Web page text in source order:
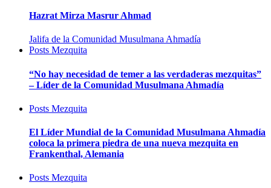
Hazrat Mirza Masrur Ahmad
Jalifa de la Comunidad Musulmana Ahmadía
Posts Mezquita
“No hay necesidad de temer a las verdaderas mezquitas”
– Líder de la Comunidad Musulmana Ahmadía
Posts Mezquita
El Líder Mundial de la Comunidad Musulmana Ahmadía
coloca la primera piedra de una nueva mezquita en
Frankenthal, Alemania
Posts Mezquita